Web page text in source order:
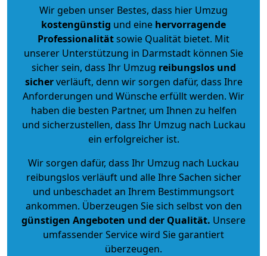
Wir geben unser Bestes, dass hier Umzug
kostengünstig und eine hervorragende
Professionalitätsowie Qualität bietet. Mit
unserer Unterstützung in Darmstadt können Sie
sicher sein, dass Ihr Umzug reibungslos und
sicherverläuft, denn wir sorgen dafür, dass Ihre
Anforderungen und Wünsche erfüllt werden. Wir
haben die besten Partner, um Ihnen zu helfen
und sicherzustellen, dass Ihr Umzug nach Luckau
ein erfolgreicher ist.
Wir sorgen dafür, dass Ihr Umzug nach Luckau
reibungslos verläuft und alle Ihre Sachen sicher
und unbeschadet an Ihrem Bestimmungsort
ankommen. Überzeugen Sie sich selbst von den
günstigen Angeboten und der Qualität. Unsere
umfassender Service wird Sie garantiert
überzeugen.